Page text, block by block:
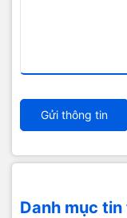
Gửi thông tin
Danh mục